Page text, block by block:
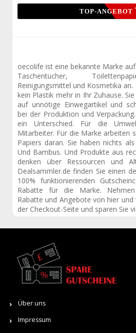
TOP-ANGEBOT
oecolife ist eine bekannte Marke
Taschentücher,
Reinigungsmittel und Kosmetika
kein Plastik mehr in Ihr Zuhause.
auf unnötige Einwegartikel und
bei der Produktion und
ein Unterschied. Für die
Mitarbeiter. Für die Marke arbeiten
Papiers daran. Sie haben nichts
Und Bambus. Und Produkte aus
denken über Ressourcen und
Dealsammler.de finden Sie einen
100% funktionierenden
Rabatte für die Marke. Nehmen
Rabatte und Angebote von hier
der Checkout-Seite und sparen Sie
Über uns
Impressum